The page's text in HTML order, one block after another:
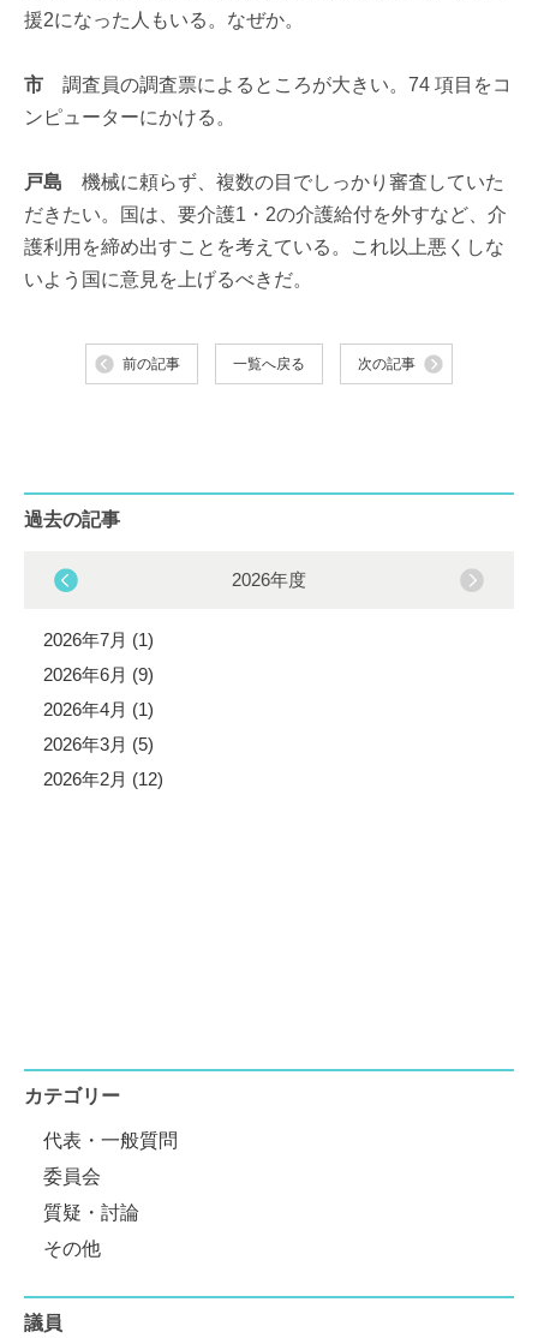
援2になった人もいる。なぜか。
市 調査員の調査票によるところが大きい。74 項目をコ
ンピューターにかける。
戸島 機械に頼らず、複数の目でしっかり審査していた
だきたい。国は、要介護1・2の介護給付を外すなど、介
護利用を締め出すことを考えている。これ以上悪くしな
いよう国に意見を上げるべきだ。
前の記事 一覧へ戻る 次の記事
過去の記事
2026年度
2026年7月 (1)
2026年6月 (9)
2026年4月 (1)
2026年3月 (5)
2026年2月 (12)
カテゴリー
代表・一般質問
委員会
質疑・討論
その他
議員